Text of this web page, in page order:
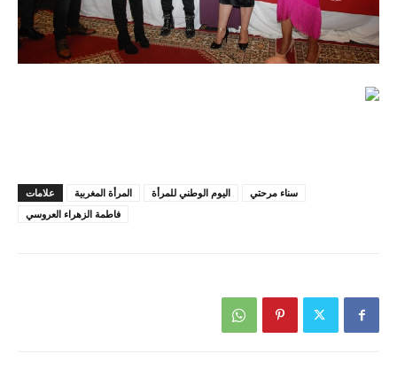
علامات المرأة المغربية اليوم الوطني للمرأة
سناء مرحتي
فاطمة الزهراء العروسي